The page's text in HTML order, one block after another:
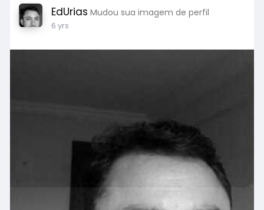
EdUrias Mudou sua imagem de perfil
6 yrs